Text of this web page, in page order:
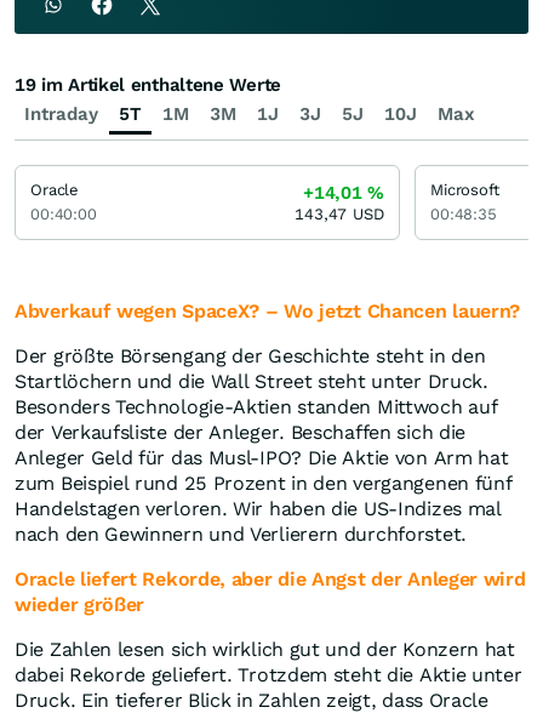
Abverkauf wegen SpaceX? – Wo jetzt Chancen lauern?
Der größte Börsengang der Geschichte steht in den
Startlöchern und die Wall Street steht unter Druck.
Besonders Technologie-Aktien standen Mittwoch auf
der Verkaufsliste der Anleger. Beschaffen sich die
Anleger Geld für das Musl-IPO? Die Aktie von Arm hat
zum Beispiel rund 25 Prozent in den vergangenen fünf
Handelstagen verloren. Wir haben die US-Indizes mal
nach den Gewinnern und Verlierern durchforstet.
Oracle liefert Rekorde, aber die Angst der Anleger wird
wieder größer
Die Zahlen lesen sich wirklich gut und der Konzern hat
dabei Rekorde geliefert. Trotzdem steht die Aktie unter
Druck. Ein tieferer Blick in Zahlen zeigt, dass Oracle
Intraday 5T 1M 3M 1J 3J 5J 10J Max
19 im Artikel enthaltene Werte
Oracle
00:40:00
+14,01%
143,47 USD
Microsoft
00:48:35